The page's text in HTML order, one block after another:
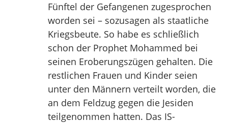
Fünftel der Gefangenen zugesprochen
worden sei – sozusagen als staatliche
Kriegsbeute. So habe es schließlich
schon der Prophet Mohammed bei
seinen Eroberungszügen gehalten. Die
restlichen Frauen und Kinder seien
unter den Männern verteilt worden, die
an dem Feldzug gegen die Jesiden
teilgenommen hatten. Das IS-